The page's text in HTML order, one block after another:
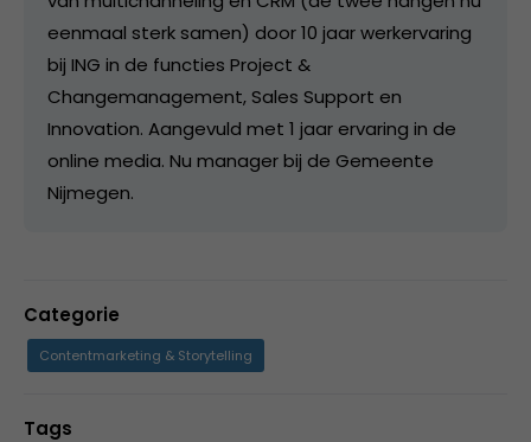
eenmaal sterk samen) door 10 jaar werkervaring
bij ING in de functies Project &
Changemanagement, Sales Support en
Innovation. Aangevuld met 1 jaar ervaring in de
online media. Nu manager bij de Gemeente
Nijmegen.
Categorie
Contentmarketing & Storytelling
Tags